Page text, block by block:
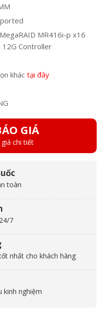
MR416i-p x16
12G Controller
khác tại đây
GIÁ
chi tiết
toàn
7
nhất cho khách hàng
kinh nghiệm